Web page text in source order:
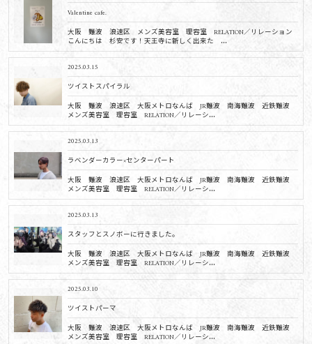
Valentine cafe.
大阪 難波 浪速区 メンズ美容室 理容室 RELATION／リレーション
こんにちは 杉安です！天王寺に新しく出来た ...
2025.03.15
ツイストスパイラル
大阪 難波 浪速区 大阪メトロなんば JR難波 南海難波 近鉄難波
メンズ美容室 理容室 RELATION／リレーシ...
2025.03.13
ラベンダーカラー×センターパート
大阪 難波 浪速区 大阪メトロなんば JR難波 南海難波 近鉄難波
メンズ美容室 理容室 RELATION／リレーシ...
2025.03.13
スタッフとスノボーに行きました。
大阪 難波 浪速区 大阪メトロなんば JR難波 南海難波 近鉄難波
メンズ美容室 理容室 RELATION／リレーシ...
2025.03.10
ツイストパーマ
大阪 難波 浪速区 大阪メトロなんば JR難波 南海難波 近鉄難波
メンズ美容室 理容室 RELATION／リレーシ...